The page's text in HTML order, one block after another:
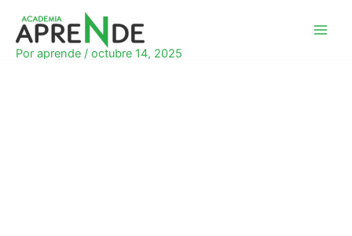
contenido
Por aprende / octubre 14, 2025